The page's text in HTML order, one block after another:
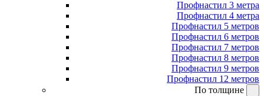
Профнастил 3 метра
Профнастил 4 метра
Профнастил 5 метров
Профнастил 6 метров
Профнастил 7 метров
Профнастил 8 метров
Профнастил 9 метров
Профнастил 12 метров
По толщине